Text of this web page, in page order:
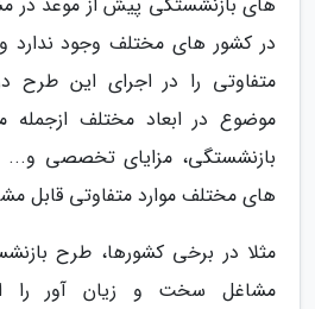
در کشور های مختلف وجود
متفاوتی را در اجرای این
موضوع در ابعاد مختلف
بازنشستگی، مزایای تخصصی و...
های مختلف موارد متفاوتی قابل
مثلا در برخی کشورها، طرح
مشاغل سخت و زیان آور را